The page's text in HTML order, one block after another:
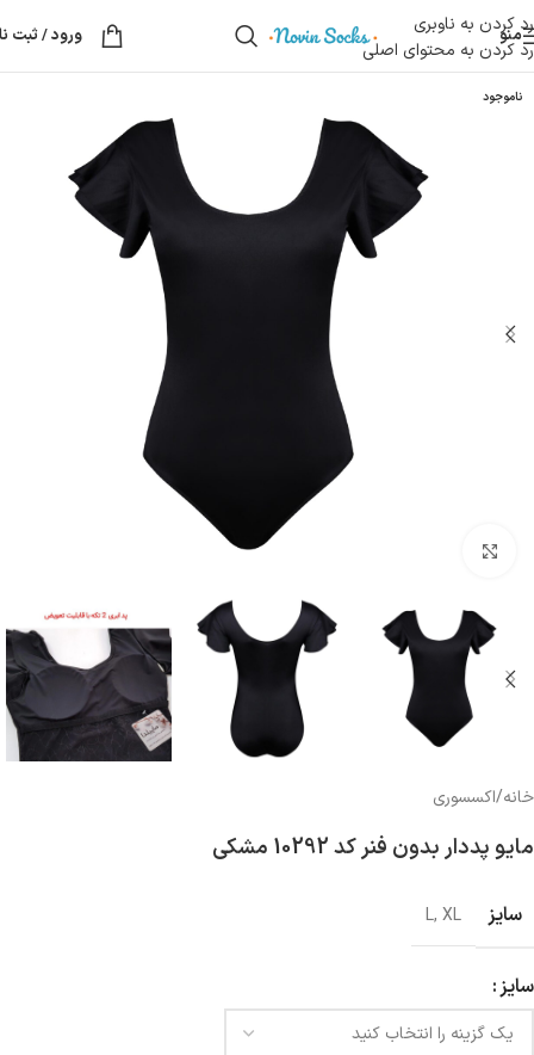
رد کردن به ناوبری
رد کردن به محتوای اصلی
منو ورود / ثبت
ناموجود
خانه/اکسسوری
مایو پددار بدون فنر کد 10292 مشکی
سایز L, XL
سایز